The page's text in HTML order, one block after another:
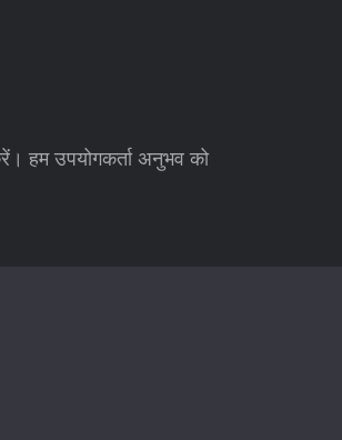
हम उपयोगकर्ता अनुभव को